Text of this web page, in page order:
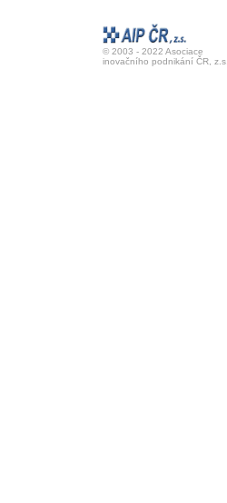
© 2003 - 2022 Asociace
inovačního podnikání ČR, z.s.